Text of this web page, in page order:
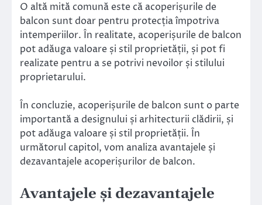
O altă mită comună este că acoperișurile de
balcon sunt doar pentru protecția împotriva
intemperiilor. În realitate, acoperișurile de balcon
pot adăuga valoare și stil proprietății, și pot fi
realizate pentru a se potrivi nevoilor și stilului
proprietarului.
În concluzie, acoperișurile de balcon sunt o parte
importantă a designului și arhitecturii clădirii, și
pot adăuga valoare și stil proprietății. În
următorul capitol, vom analiza avantajele și
dezavantajele acoperișurilor de balcon.
Avantajele și dezavantajele